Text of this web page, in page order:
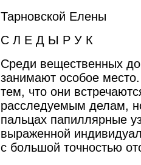
Тарновской Елены
С Л Е Д Ы Р У К
Среди вещественных
занимают особое
тем, что они
расследуемым делам,
пальцах папиллярные
выраженной
с большой точностью